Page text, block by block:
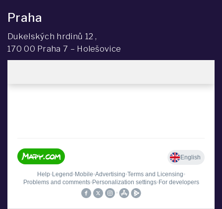
Praha
Dukelských hrdinů 12 ,
170 00 Praha 7 – Holešovice